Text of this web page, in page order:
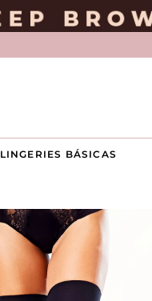
LINGERIES BÁSICAS